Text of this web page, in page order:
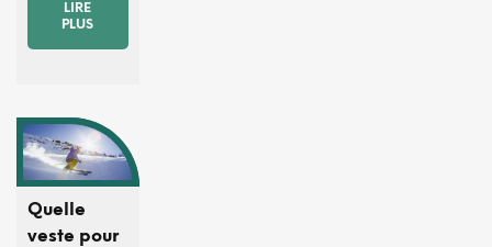
LIRE
PLUS
Quelle
veste pour